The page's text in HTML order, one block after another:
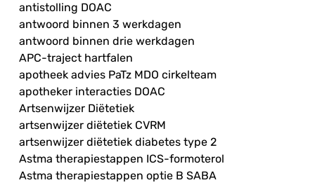
antistolling DOAC
antwoord binnen 3 werkdagen
antwoord binnen drie werkdagen
APC-traject hartfalen
apotheek advies PaTz MDO cirkelteam
apotheker interacties DOAC
Artsenwijzer Diëtetiek
artsenwijzer diëtetiek CVRM
artsenwijzer diëtetiek diabetes type 2
Astma therapiestappen ICS-formoterol
Astma therapiestappen optie B SABA